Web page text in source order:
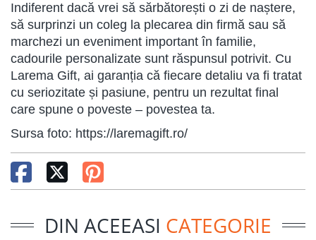
Indiferent dacă vrei să sărbătorești o zi de naștere,
să surprinzi un coleg la plecarea din firmă sau să
marchezi un eveniment important în familie,
cadourile personalizate sunt răspunsul potrivit. Cu
Larema Gift, ai garanția că fiecare detaliu va fi tratat
cu seriozitate și pasiune, pentru un rezultat final
care spune o poveste – povestea ta.
Sursa foto: https://laremagift.ro/
DIN ACEEASI CATEGORIE